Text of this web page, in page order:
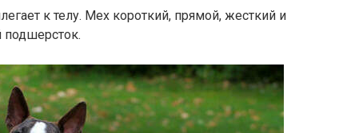
к телу. Мех короткий, прямой, жесткий и
подшерсток.